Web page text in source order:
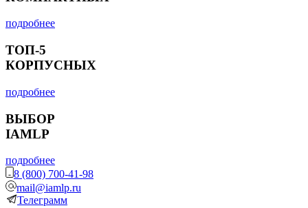
подробнее
ТОП-5
КОРПУСНЫХ
подробнее
ВЫБОР
IAMLP
подробнее
8 (800) 700-41-98
mail@iamlp.ru
Телеграмм